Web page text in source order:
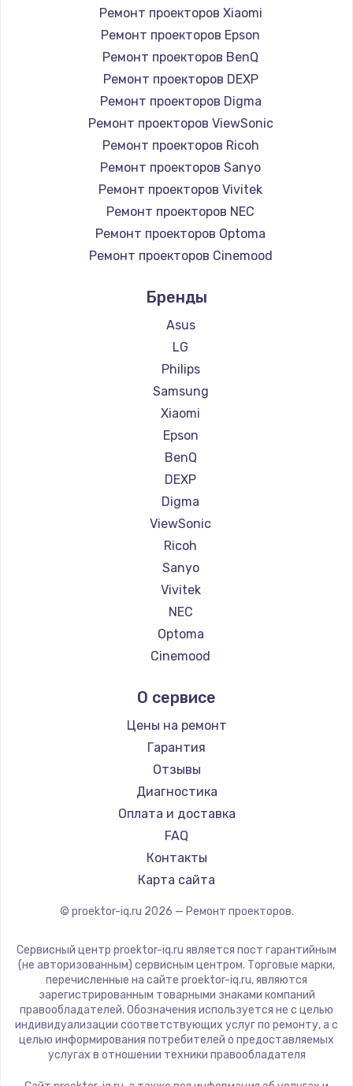
Ремонт проекторов Xiaomi
Ремонт проекторов Epson
Ремонт проекторов BenQ
Ремонт проекторов DEXP
Ремонт проекторов Digma
Ремонт проекторов ViewSonic
Ремонт проекторов Ricoh
Ремонт проекторов Sanyo
Ремонт проекторов Vivitek
Ремонт проекторов NEC
Ремонт проекторов Optoma
Ремонт проекторов Cinemood
Ремонт проекторов Barco
Ремонт проекторов Xgimi
Ремонт проекторов Canon
Ремонт проекторов JVC
Ремонт проекторов Casio
Ремонт проекторов Hiper
Ремонт проекторов HITACHI
Ремонт проекторов Panasonic
Ремонт проекторов Hisense
Бренды
Asus
LG
Philips
Samsung
Xiaomi
Epson
BenQ
DEXP
Digma
ViewSonic
Ricoh
Sanyo
Vivitek
NEC
Optoma
Cinemood
Barco
Xgimi
Canon
JVC
Casio
Hiper
HITACHI
Panasonic
Hisense
О сервисе
Цены на ремонт
Гарантия
Отзывы
Диагностика
Оплата и доставка
FAQ
Контакты
Карта сайта
© proektor-iq.ru 2026 — Ремонт проекторов.
Сервисный центр proektor-iq.ru является пост гарантийным
(не авторизованным) сервисным центром. Торговые марки,
перечисленные на сайте proektor-iq.ru, являются
зарегистрированным товарными знаками компаний
правообладателей. Обозначения используется не с целью
индивидуализации соответствующих услуг по ремонту, а с
целью информирования потребителей о предоставляемых
услугах в отношении техники правообладателя